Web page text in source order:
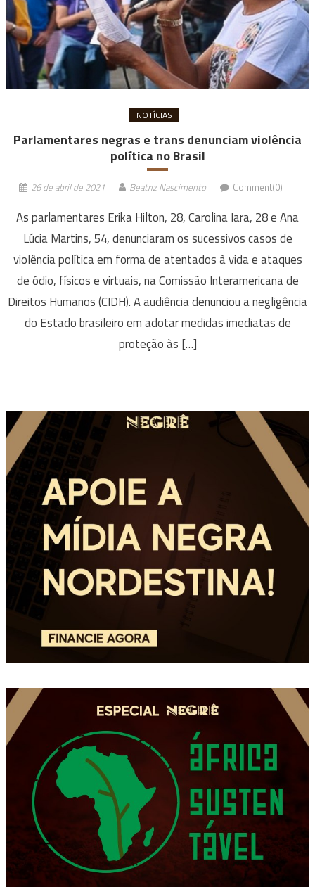
NOTÍCIAS
Parlamentares negras e trans denunciam violência
política no Brasil
26 de abril de 2021 Beatriz Nascimento Comment(0)
As parlamentares Erika Hilton, 28, Carolina Iara, 28 e Ana
Lúcia Martins, 54, denunciaram os sucessivos casos de
violência política em forma de atentados à vida e ataques
de ódio, físicos e virtuais, na Comissão Interamericana de
Direitos Humanos (CIDH). A audiência denunciou a negligência
do Estado brasileiro em adotar medidas imediatas de
proteção às […]